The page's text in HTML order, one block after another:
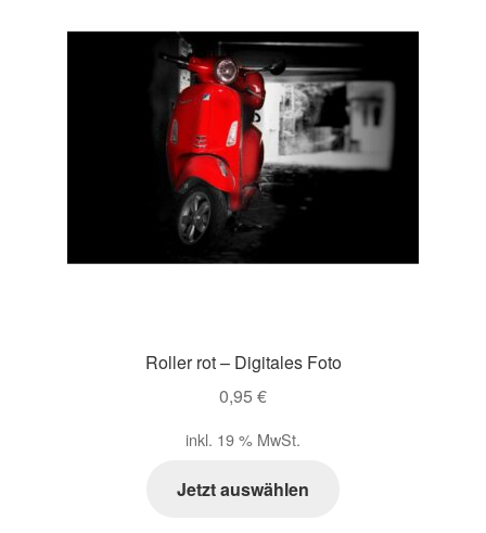
Roller rot – Digitales Foto
0,95 €
inkl. 19 % MwSt.
Jetzt auswählen